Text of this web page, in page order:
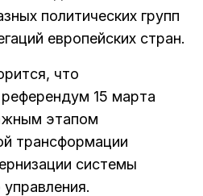
политических групп
европейских стран.
что
15 марта
этапом
трансформации
системы
управления.